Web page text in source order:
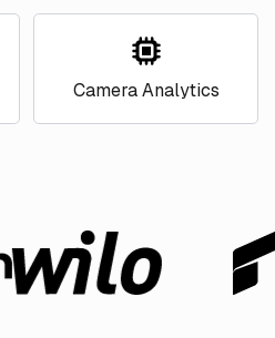
Camera Analytics